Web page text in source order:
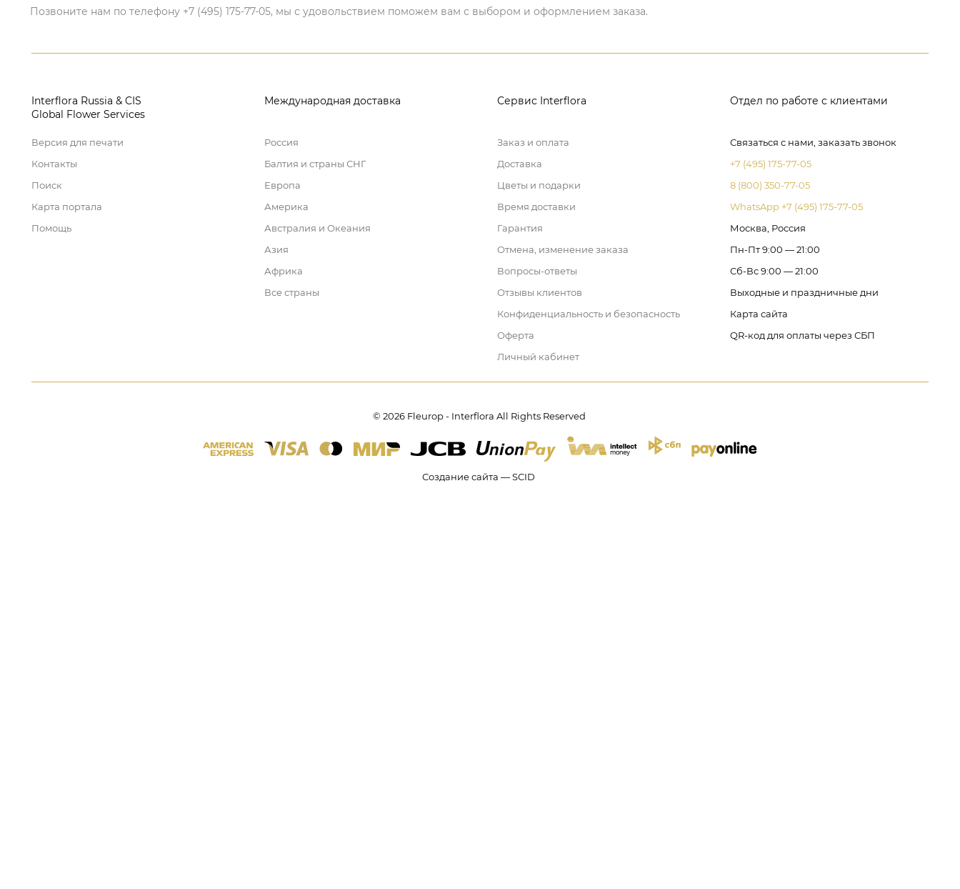
Позвоните нам по телефону +7 (495) 175-77-05, мы с удовольствием поможем вам с выбором и оформлением заказа.
Interflora Russia & CIS
Global Flower Services
Версия для печати
Контакты
Поиск
Карта портала
Помощь
Международная доставка
Россия
Балтия и страны СНГ
Европа
Америка
Австралия и Океания
Азия
Африка
Все страны
Сервис Interflora
Заказ и оплата
Доставка
Цветы и подарки
Время доставки
Гарантия
Отмена, изменение заказа
Вопросы-ответы
Отзывы клиентов
Конфиденциальность и безопасность
Оферта
Личный кабинет
Отдел по работе с клиентами
Связаться с нами, заказать звонок
+7 (495) 175-77-05
8 (800) 350-77-05
WhatsApp +7 (495) 175-77-05
Москва, Россия
Пн-Пт 9:00 — 21:00
Сб-Вс 9:00 — 21:00
Выходные и праздничные дни
Карта сайта
QR-код для оплаты через СБП
© 2026 Fleurop - Interflora All Rights Reserved
Создание сайта — SCID